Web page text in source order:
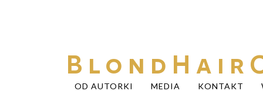
OD AUTORKI MEDIA KONTAKT